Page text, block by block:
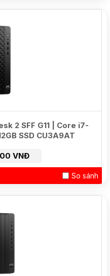
2 SFF G11 | Core i7-
SSD CU3A9AT
VNĐ
So sánh